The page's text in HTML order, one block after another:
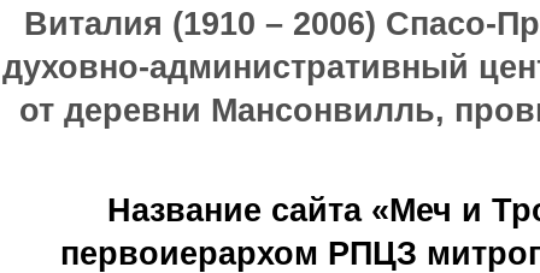
Виталия (1910 – 2006) Спасо-
духовно-административный
от деревни Мансонвилль,
Название сайта «Меч и
первоиерархом РПЦЗ